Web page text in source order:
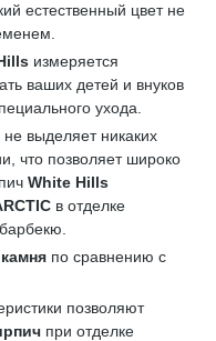
естественный цвет не
измеряется
ваших детей и внуков
ухода.
не выделяет никаких
что позволяет широко
White Hills
в отделке
камня по сравнению с
позволяют
при отделке